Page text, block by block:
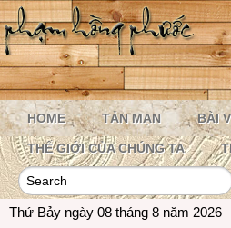
HOME TẢN MẠN BÀI
THẾ GIỚI CỦA CHÚNG TA
Thứ Bảy ngày 08 tháng 8 năm 2026